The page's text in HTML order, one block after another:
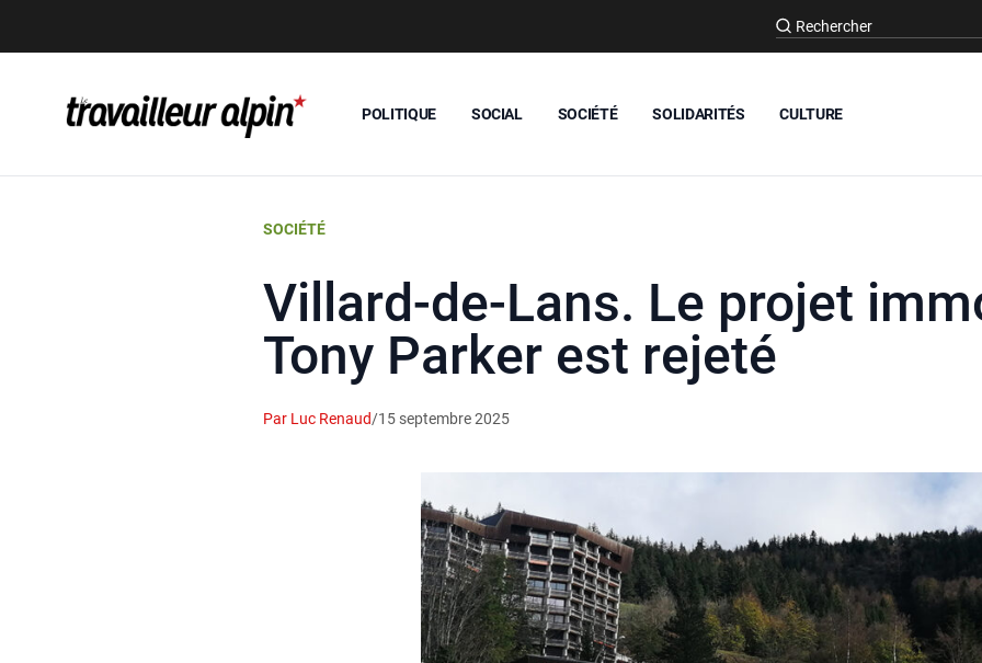
POLITIQUE SOCIAL SOCIÉTÉ SOLIDARITÉS CULTURE
SOCIÉTÉ
Villard-de-Lans. Le projet
Tony Parker est rejeté
Par Luc Renaud/15 septembre 2025